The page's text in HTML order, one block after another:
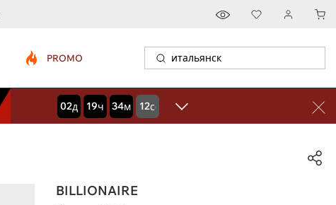
PROMO
02дней
19часов
34минут
12секунд
BILLIONAIRE